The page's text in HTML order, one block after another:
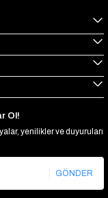
Ol!
yenilikler ve duyuruları
GÖNDER